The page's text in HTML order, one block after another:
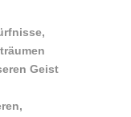
Geist